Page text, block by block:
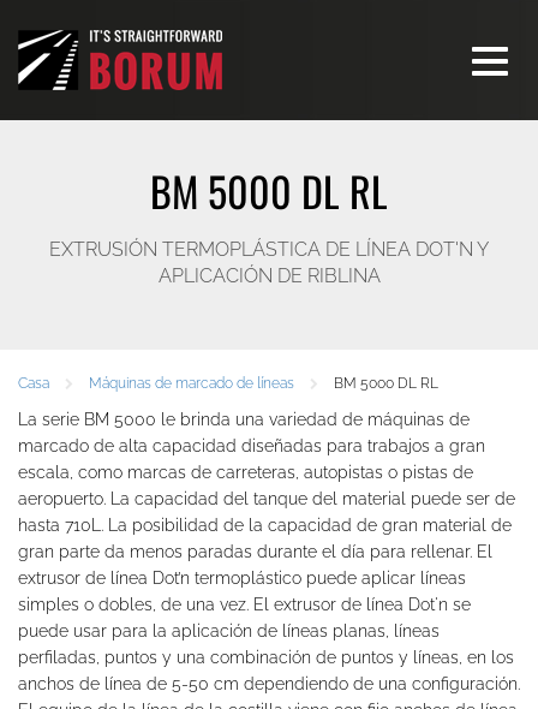
Toggle
BM 5000 DL RL
EXTRUSIÓN TERMOPLÁSTICA DE LÍNEA DOT'N Y
APLICACIÓN DE RIBLINA
Casa Máquinas de marcado de líneas BM 5000 DL RL
La serie BM 5000 le brinda una variedad de máquinas de
marcado de alta capacidad diseñadas para trabajos a gran
escala, como marcas de carreteras, autopistas o pistas de
aeropuerto. La capacidad del tanque del material puede ser de
hasta 710L. La posibilidad de la capacidad de gran material de
gran parte da menos paradas durante el día para rellenar. El
extrusor de línea Dot’n termoplástico puede aplicar líneas
simples o dobles, de una vez. El extrusor de línea Dot'n se
puede usar para la aplicación de líneas planas, líneas
perfiladas, puntos y una combinación de puntos y líneas, en los
anchos de línea de 5-50 cm dependiendo de una configuración.